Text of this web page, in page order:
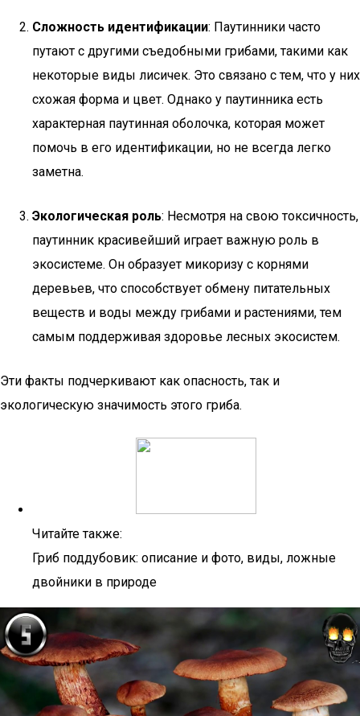
Сложность идентификации: Паутинники часто
путают с другими съедобными грибами, такими как
некоторые виды лисичек. Это связано с тем, что у них
схожая форма и цвет. Однако у паутинника есть
характерная паутинная оболочка, которая может
помочь в его идентификации, но не всегда легко
заметна.
Экологическая роль: Несмотря на свою токсичность,
паутинник красивейший играет важную роль в
экосистеме. Он образует микоризу с корнями
деревьев, что способствует обмену питательных
веществ и воды между грибами и растениями, тем
самым поддерживая здоровье лесных экосистем.
Эти факты подчеркивают как опасность, так и
экологическую значимость этого гриба.
Читайте также:
Гриб поддубовик: описание и фото, виды, ложные
двойники в природе